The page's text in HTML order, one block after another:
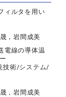
ィルタを用い
，岩間成美
電線の導体温
技術/システム/
，岩間成美